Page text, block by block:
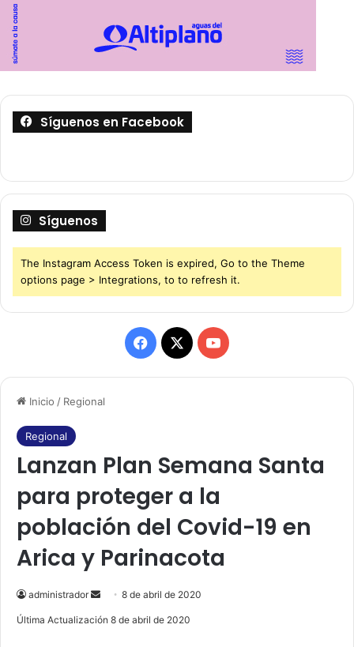
Inicio / Regional
Regional
Lanzan Plan Semana Santa
para proteger a la
población del Covid-19 en
Arica y Parinacota
administrador
e
8 de abril de 2020
Última Actualización 8 de abril de 2020
Síguenos en Facebook
Síguenos
The Instagram Access Token is expired, Go to the Theme
options page > Integrations, to to refresh it.
F
a
b
o
o
k
X
Y
o
u
e